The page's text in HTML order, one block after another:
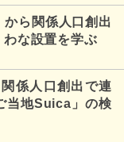
ら関係人口創出
な設置を学ぶ
係人口創出で連
当地Suica」の検